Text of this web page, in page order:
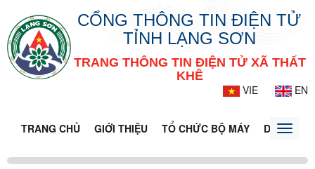
CỔNG THÔNG TIN ĐIỆN TỬ
TỈNH LẠNG SƠN
TRANG THÔNG TIN ĐIỆN TỬ XÃ THẤT
KHÊ
VIE
EN
TRANG CHỦ GIỚI THIỆU TỔ CHỨC BỘ MÁY DOANH
Toggle